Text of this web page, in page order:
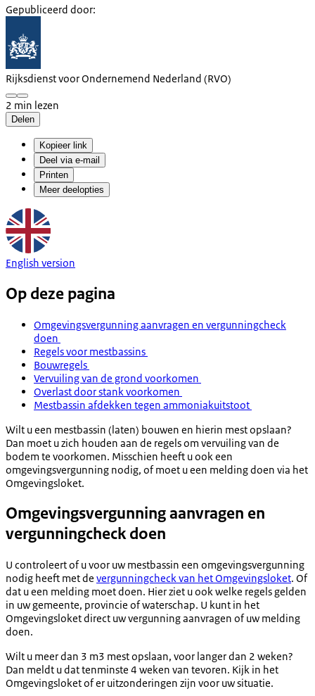
Gepubliceerd door:
Rijksdienst voor Ondernemend Nederland (RVO)
2 min lezen
Delen
Kopieer link
Deel via e-mail
Printen
Meer deelopties
English version
Op deze pagina
Omgevingsvergunning aanvragen en vergunningcheck
doen
Regels voor mestbassins
Bouwregels
Vervuiling van de grond voorkomen
Overlast door stank voorkomen
Mestbassin afdekken tegen ammoniakuitstoot
Wilt u een mestbassin (laten) bouwen en hierin mest opslaan?
Dan moet u zich houden aan de regels om vervuiling van de
bodem te voorkomen. Misschien heeft u ook een
omgevingsvergunning nodig, of moet u een melding doen via het
Omgevingsloket.
Omgevingsvergunning aanvragen en
vergunningcheck doen
U controleert of u voor uw mestbassin een omgevingsvergunning
nodig heeft met de vergunningcheck van het Omgevingsloket. Of
dat u een melding moet doen. Hier ziet u ook welke regels gelden
in uw gemeente, provincie of waterschap. U kunt in het
Omgevingsloket direct uw vergunning aanvragen of uw melding
doen.
Wilt u meer dan 3 m3 mest opslaan, voor langer dan 2 weken?
Dan meldt u dat tenminste 4 weken van tevoren. Kijk in het
Omgevingsloket of er uitzonderingen zijn voor uw situatie.